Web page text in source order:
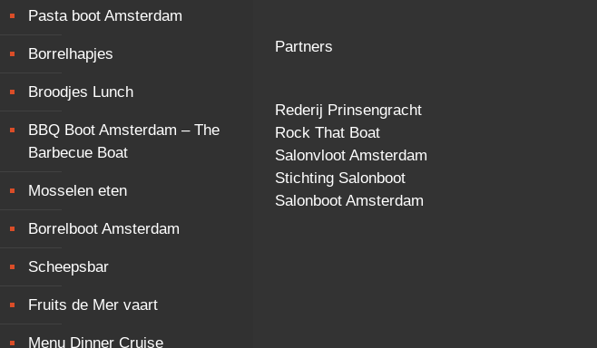
Pasta boot Amsterdam
Borrelhapjes
Broodjes Lunch
BBQ Boot Amsterdam – The
Barbecue Boat
Mosselen eten
Borrelboot Amsterdam
Scheepsbar
Fruits de Mer vaart
Menu Dinner Cruise
Partners
Rederij Prinsengracht
Rock That Boat
Salonvloot Amsterdam
Stichting Salonboot
Salonboot Amsterdam